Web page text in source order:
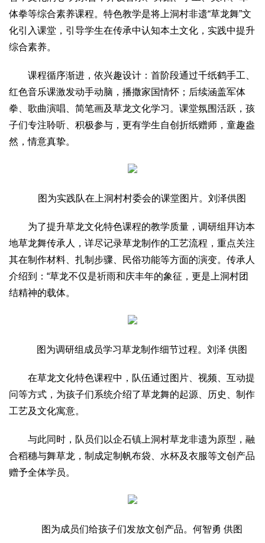
三农
智慧农业 智慧乡村 基层之声
国防
国防建设 军民融合 兵器装备 军营风采
国际
中国与世界 国际视点 国际合作 他山之石
生态
动态
地方
京 津 冀 晋 蒙 辽 吉 黑 沪 苏 浙
闽
赣
鲁 豫 湘 粤 桂 琼 渝 川 黔 滇
藏
陕
甘 青 宁 新 港 澳 台
智库
智库战略
在线期刊
2017 2016 2015 2018 2019
杂志简介 杂志编委会 组织机构 联系我们 智慧中国动态
智慧城市
县域经济
体拳等综合素养课程。特色教学是将上洞村非遗“草龙舞”文
化引入课堂，引导学生在传承中认知本土文化，实践中提升
综合素养。
课程循序渐进，依兴趣设计：首阶段通过千纸鹤手工、
红色音乐课激发动手动脑，播撒家国情怀；后续涵盖军体
拳、歌曲演唱、简笔画及草龙文化学习。课堂氛围活跃，孩
子们专注聆听、积极参与，更有学生自创折纸赠师，童趣盎
然，情意真挚。
图为实践队在上洞村村委会的课堂图片。刘泽供图
为了提升草龙文化特色课程的教学质量，调研组拜访本
地草龙舞传承人，详尽记录草龙制作的工艺流程，重点关注
其在制作材料、扎制步骤、民俗功能等方面的演变。传承人
介绍到：“草龙不仅是祈雨和庆丰年的象征，更是上洞村团
结精神的载体。
图为调研组成员学习草龙制作细节过程。刘泽 供图
在草龙文化特色课程中，队伍通过图片、视频、互动提
问等方式，为孩子们系统介绍了草龙舞的起源、历史、制作
工艺及文化寓意。
与此同时，队员们以企石镇上洞村草龙非遗为原型，融
合稻穗与舞草龙，制成定制帆布袋、水杯及衣服等文创产品
赠予全体学员。
图为成员们给孩子们发放文创产品。何智勇 供图